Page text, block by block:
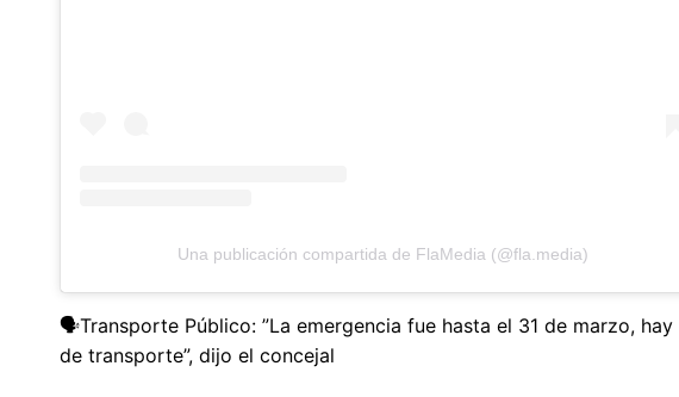
Una publicación compartida de FlaMedia (@fla.media)
🗣️Transporte Público: ”La emergencia fue hasta el 31 de marzo,
de transporte”, dijo el concejal